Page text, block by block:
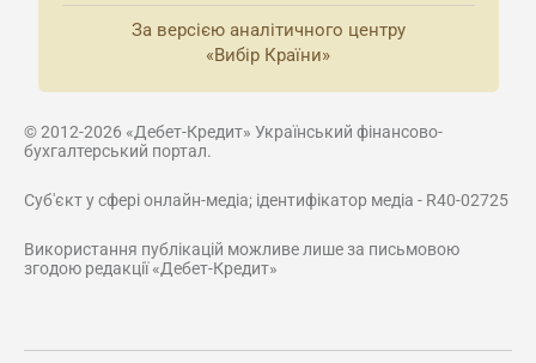
За версією аналітичного центру
«Вибір Країни»
© 2012-2026 «Дебет-Кредит» Український фінансово-
бухгалтерський портал.
Суб'єкт у сфері онлайн-медіа; ідентифікатор медіа - R40-02725
Використання публікацій можливе лише за письмовою
згодою редакції «Дебет-Кредит»